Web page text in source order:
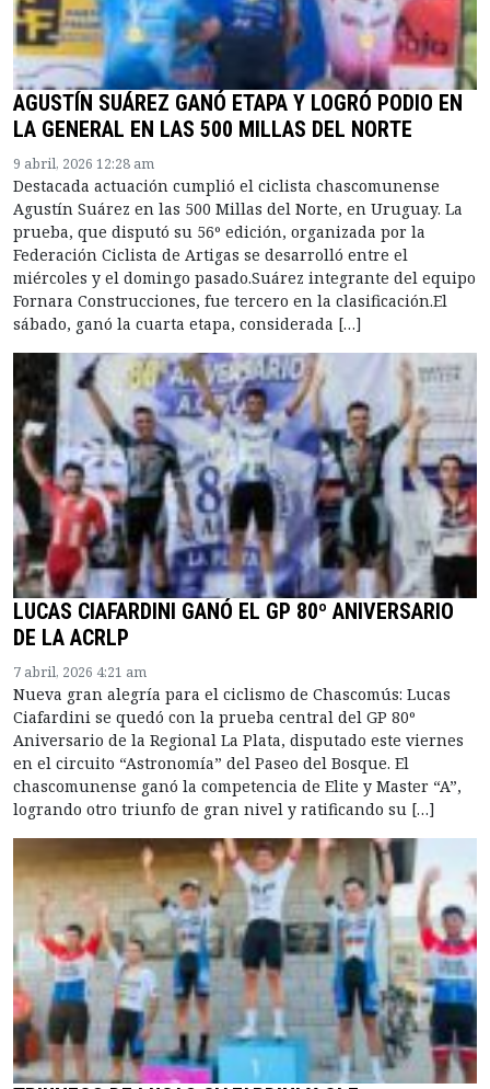
AGUSTÍN SUÁREZ GANÓ ETAPA Y LOGRÓ PODIO EN
LA GENERAL EN LAS 500 MILLAS DEL NORTE
9 abril, 2026 12:28 am
Destacada actuación cumplió el ciclista chascomunense
Agustín Suárez en las 500 Millas del Norte, en Uruguay. La
prueba, que disputó su 56º edición, organizada por la
Federación Ciclista de Artigas se desarrolló entre el
miércoles y el domingo pasado.Suárez integrante del equipo
Fornara Construcciones, fue tercero en la clasificación.El
sábado, ganó la cuarta etapa, considerada […]
LUCAS CIAFARDINI GANÓ EL GP 80º ANIVERSARIO
DE LA ACRLP
7 abril, 2026 4:21 am
Nueva gran alegría para el ciclismo de Chascomús: Lucas
Ciafardini se quedó con la prueba central del GP 80º
Aniversario de la Regional La Plata, disputado este viernes
en el circuito “Astronomía” del Paseo del Bosque. El
chascomunense ganó la competencia de Elite y Master “A”,
logrando otro triunfo de gran nivel y ratificando su […]